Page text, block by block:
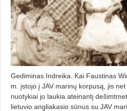
Gediminas Indreika. Kai Faustinas
m. įstojo į JAV marinų korpusą, jis
nuotykiai jo laukia ateinantį
lietuvio angliakasio sūnus su JAV